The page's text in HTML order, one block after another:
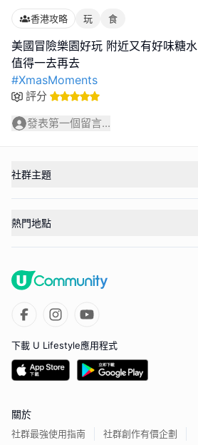
香港攻略 玩 食
美國冒險樂園好玩 附近又有好味糖水
#XmasMoments
評分
發表第一個留言...
社群主題
熱門地點
下載 U Lifestyle應用程式
關於
社群最強使用指南 社群創作有價企劃